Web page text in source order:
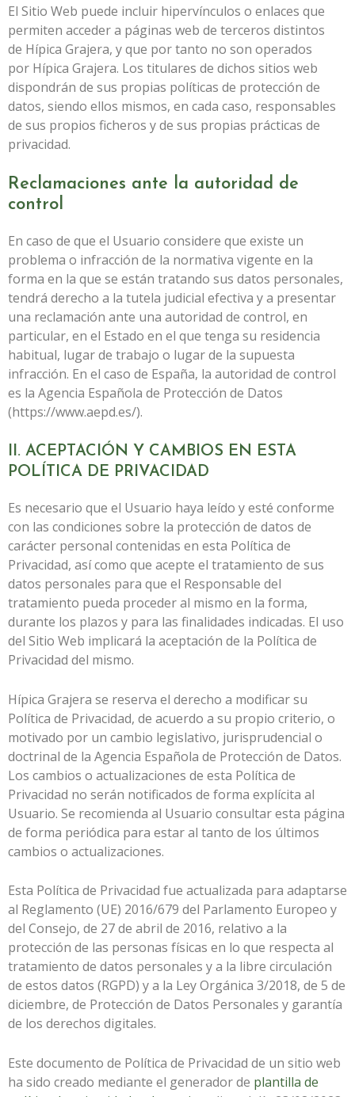
El Sitio Web puede incluir hipervínculos o enlaces que
permiten acceder a páginas web de terceros distintos
de Hípica Grajera, y que por tanto no son operados
por Hípica Grajera. Los titulares de dichos sitios web
dispondrán de sus propias políticas de protección de
datos, siendo ellos mismos, en cada caso, responsables
de sus propios ficheros y de sus propias prácticas de
privacidad.
Reclamaciones ante la autoridad de
control
En caso de que el Usuario considere que existe un
problema o infracción de la normativa vigente en la
forma en la que se están tratando sus datos personales,
tendrá derecho a la tutela judicial efectiva y a presentar
una reclamación ante una autoridad de control, en
particular, en el Estado en el que tenga su residencia
habitual, lugar de trabajo o lugar de la supuesta
infracción. En el caso de España, la autoridad de control
es la Agencia Española de Protección de Datos
(https://www.aepd.es/).
II. ACEPTACIÓN Y CAMBIOS EN ESTA
POLÍTICA DE PRIVACIDAD
Es necesario que el Usuario haya leído y esté conforme
con las condiciones sobre la protección de datos de
carácter personal contenidas en esta Política de
Privacidad, así como que acepte el tratamiento de sus
datos personales para que el Responsable del
tratamiento pueda proceder al mismo en la forma,
durante los plazos y para las finalidades indicadas. El uso
del Sitio Web implicará la aceptación de la Política de
Privacidad del mismo.
Hípica Grajera se reserva el derecho a modificar su
Política de Privacidad, de acuerdo a su propio criterio, o
motivado por un cambio legislativo, jurisprudencial o
doctrinal de la Agencia Española de Protección de Datos.
Los cambios o actualizaciones de esta Política de
Privacidad no serán notificados de forma explícita al
Usuario. Se recomienda al Usuario consultar esta página
de forma periódica para estar al tanto de los últimos
cambios o actualizaciones.
Esta Política de Privacidad fue actualizada para adaptarse
al Reglamento (UE) 2016/679 del Parlamento Europeo y
del Consejo, de 27 de abril de 2016, relativo a la
protección de las personas físicas en lo que respecta al
tratamiento de datos personales y a la libre circulación
de estos datos (RGPD) y a la Ley Orgánica 3/2018, de 5 de
diciembre, de Protección de Datos Personales y garantía
de los derechos digitales.
Este documento de Política de Privacidad de un sitio web
ha sido creado mediante el generador de plantilla de